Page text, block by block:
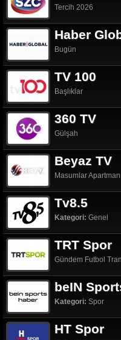
Tercih 2026
Haber
Bugün
TV 100
Başlıklar
360 TV
Gülşah
Beyaz TV
Masumlar
Tv8.5
Kategori: Genel
TRT Spor
Gündem Futbol
beIN
Kategori: Spor
HT Spor